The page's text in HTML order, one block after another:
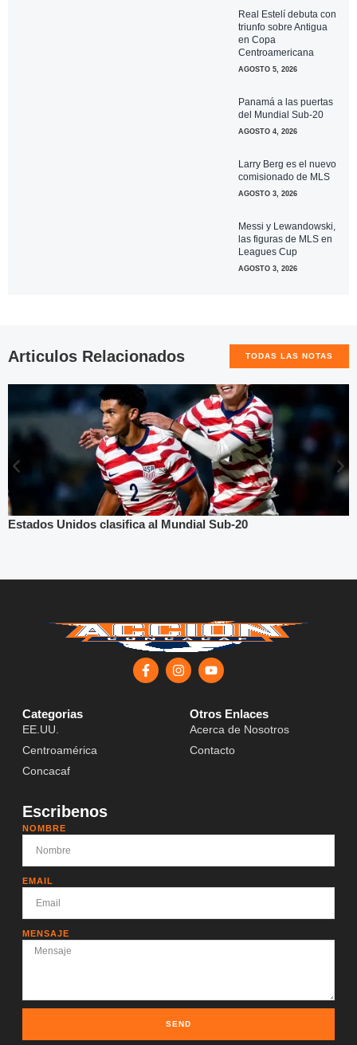
Real Estelí debuta con
triunfo sobre Antigua
en Copa
Centroamericana
AGOSTO 5, 2026
Panamá a las puertas
del Mundial Sub-20
AGOSTO 4, 2026
Larry Berg es el nuevo
comisionado de MLS
AGOSTO 3, 2026
Messi y Lewandowski,
las figuras de MLS en
Leagues Cup
AGOSTO 3, 2026
Articulos Relacionados TODAS LAS NOTAS
Estados Unidos clasifica al Mundial Sub-20
Categorias
EE.UU.
Centroamérica
Concacaf
Otros Enlaces
Acerca de Nosotros
Contacto
Escribenos
NOMBRE
EMAIL
MENSAJE
SEND